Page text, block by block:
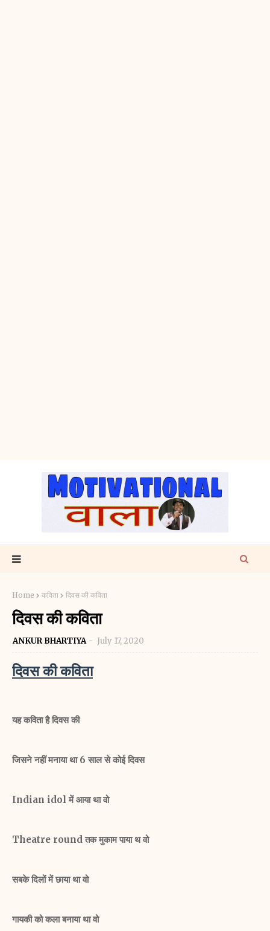
Home कविता दिवस की कविता
दिवस की कविता
ANKUR BHARTIYA July 17, 2020
दिवस की कविता
यह कविता है दिवस की
जिसने नहीं मनाया था 6 साल से कोई दिवस
Indian idol में आया था वो
Theatre round तक मुकाम पाया थ वो
सबके दिलों में छाया था वो
गायकी को कला बनाया था वो